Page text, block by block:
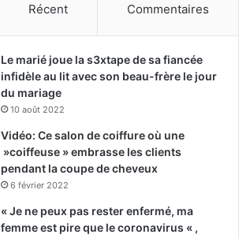
Récent Commentaires
Le marié joue la s3xtape de sa fiancée
infidèle au lit avec son beau-frère le jour
du mariage
10 août 2022
Vidéo: Ce salon de coiffure où une
»coiffeuse » embrasse les clients
pendant la coupe de cheveux
6 février 2022
« Je ne peux pas rester enfermé, ma
femme est pire que le coronavirus « ,